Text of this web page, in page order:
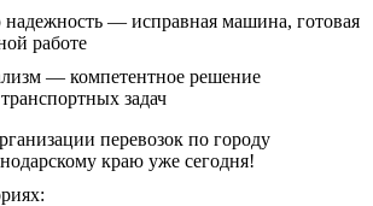
— исправная машина, готовая
работе
— компетентное решение
задач
перевозок по городу
краю уже сегодня!